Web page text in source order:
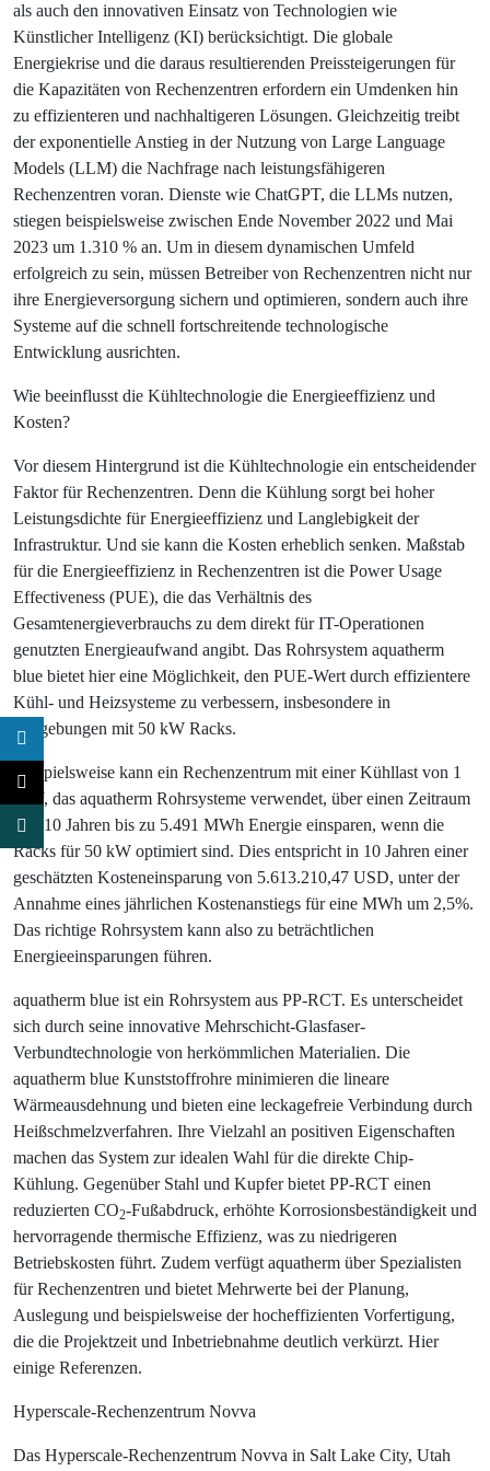
als auch den innovativen Einsatz von Technologien wie
Künstlicher Intelligenz (KI) berücksichtigt. Die globale
Energiekrise und die daraus resultierenden Preissteigerungen für
die Kapazitäten von Rechenzentren erfordern ein Umdenken hin
zu effizienteren und nachhaltigeren Lösungen. Gleichzeitig treibt
der exponentielle Anstieg in der Nutzung von Large Language
Models (LLM) die Nachfrage nach leistungsfähigeren
Rechenzentren voran. Dienste wie ChatGPT, die LLMs nutzen,
stiegen beispielsweise zwischen Ende November 2022 und Mai
2023 um 1.310 % an. Um in diesem dynamischen Umfeld
erfolgreich zu sein, müssen Betreiber von Rechenzentren nicht nur
ihre Energieversorgung sichern und optimieren, sondern auch ihre
Systeme auf die schnell fortschreitende technologische
Entwicklung ausrichten.
Wie beeinflusst die Kühltechnologie die Energieeffizienz und
Kosten?
Vor diesem Hintergrund ist die Kühltechnologie ein entscheidender
Faktor für Rechenzentren. Denn die Kühlung sorgt bei hoher
Leistungsdichte für Energieeffizienz und Langlebigkeit der
Infrastruktur. Und sie kann die Kosten erheblich senken. Maßstab
für die Energieeffizienz in Rechenzentren ist die Power Usage
Effectiveness (PUE), die das Verhältnis des
Gesamtenergieverbrauchs zu dem direkt für IT-Operationen
genutzten Energieaufwand angibt. Das Rohrsystem aquatherm
blue bietet hier eine Möglichkeit, den PUE-Wert durch effizientere
Kühl- und Heizsysteme zu verbessern, insbesondere in
Umgebungen mit 50 kW Racks.
Beispielsweise kann ein Rechenzentrum mit einer Kühllast von 1
MW, das aquatherm Rohrsysteme verwendet, über einen Zeitraum
von 10 Jahren bis zu 5.491 MWh Energie einsparen, wenn die
Racks für 50 kW optimiert sind. Dies entspricht in 10 Jahren einer
geschätzten Kosteneinsparung von 5.613.210,47 USD, unter der
Annahme eines jährlichen Kostenanstiegs für eine MWh um 2,5%.
Das richtige Rohrsystem kann also zu beträchtlichen
Energieeinsparungen führen.
aquatherm blue ist ein Rohrsystem aus PP-RCT. Es unterscheidet
sich durch seine innovative Mehrschicht-Glasfaser-
Verbundtechnologie von herkömmlichen Materialien. Die
aquatherm blue Kunststoffrohre minimieren die lineare
Wärmeausdehnung und bieten eine leckagefreie Verbindung durch
Heißschmelzverfahren. Ihre Vielzahl an positiven Eigenschaften
machen das System zur idealen Wahl für die direkte Chip-
Kühlung. Gegenüber Stahl und Kupfer bietet PP-RCT einen
reduzierten CO2-Fußabdruck, erhöhte Korrosionsbeständigkeit und
hervorragende thermische Effizienz, was zu niedrigeren
Betriebskosten führt. Zudem verfügt aquatherm über Spezialisten
für Rechenzentren und bietet Mehrwerte bei der Planung,
Auslegung und beispielsweise der hocheffizienten Vorfertigung,
die die Projektzeit und Inbetriebnahme deutlich verkürzt. Hier
einige Referenzen.
Hyperscale-Rechenzentrum Novva
Das Hyperscale-Rechenzentrum Novva in Salt Lake City, Utah